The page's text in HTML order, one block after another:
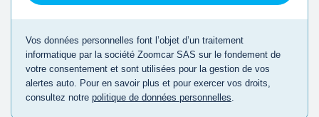
Vos données personnelles font l’objet d’un traitement
informatique par la société Zoomcar SAS sur le fondement de
votre consentement et sont utilisées pour la gestion de vos
alertes auto. Pour en savoir plus et pour exercer vos droits,
consultez notre politique de données personnelles.